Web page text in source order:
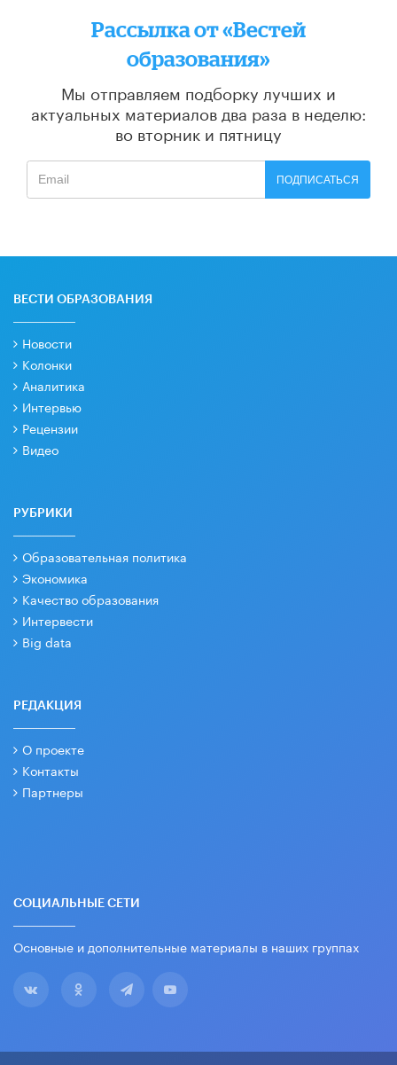
Рассылка от «Вестей
образования»
Мы отправляем подборку лучших и
актуальных материалов два раза в неделю:
во вторник и пятницу
ПОДПИСАТЬСЯ
ВЕСТИ ОБРАЗОВАНИЯ
Новости
Колонки
Аналитика
Интервью
Рецензии
Видео
РУБРИКИ
Образовательная политика
Экономика
Качество образования
Интервести
Big data
РЕДАКЦИЯ
О проекте
Контакты
Партнеры
СОЦИАЛЬНЫЕ СЕТИ
Основные и дополнительные материалы в наших группах